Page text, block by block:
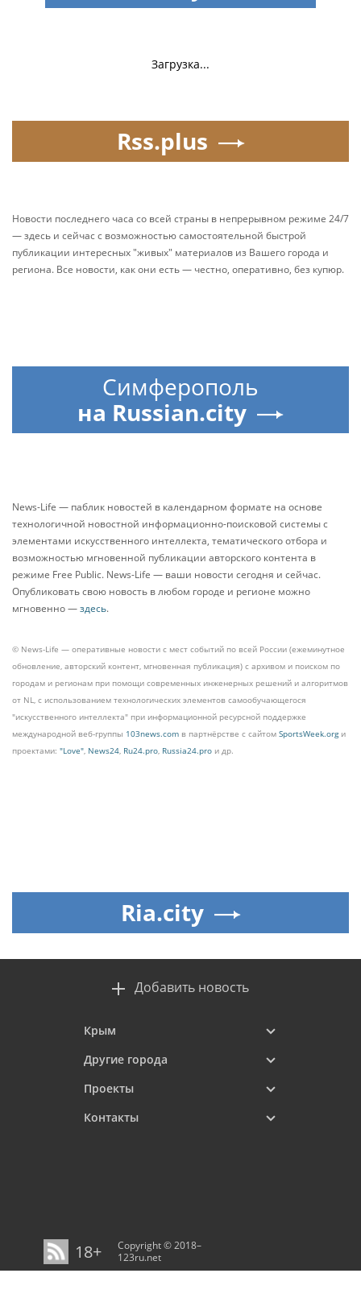
Загрузка...
Rss.plus
Новости последнего часа со всей страны в непрерывном режиме 24/7
— здесь и сейчас с возможностью самостоятельной быстрой
публикации интересных "живых" материалов из Вашего города и
региона. Все новости, как они есть — честно, оперативно, без купюр.
Симферополь
на Russian.city
News-Life — паблик новостей в календарном формате на основе
технологичной новостной информационно-поисковой системы с
элементами искусственного интеллекта, тематического отбора и
возможностью мгновенной публикации авторского контента в
режиме Free Public. News-Life — ваши новости сегодня и сейчас.
Опубликовать свою новость в любом городе и регионе можно
мгновенно —здесь.
© News-Life — оперативные новости с мест событий по всей России (ежеминутное
обновление, авторский контент, мгновенная публикация) с архивом и поиском по
городам и регионам при помощи современных инженерных решений и алгоритмов
от NL, с использованием технологических элементов самообучающегося
"искусственного интеллекта" при информационной ресурсной поддержке
международной веб-группы 103news.com в партнёрстве с сайтом SportsWeek.orgи
проектами: "Love", News24, Ru24.pro, Russia24.pro и др.
Ria.city
Добавить новость
Крым
Другие города
Проекты
Контакты
18+
Copyright © 2018–
123ru.net